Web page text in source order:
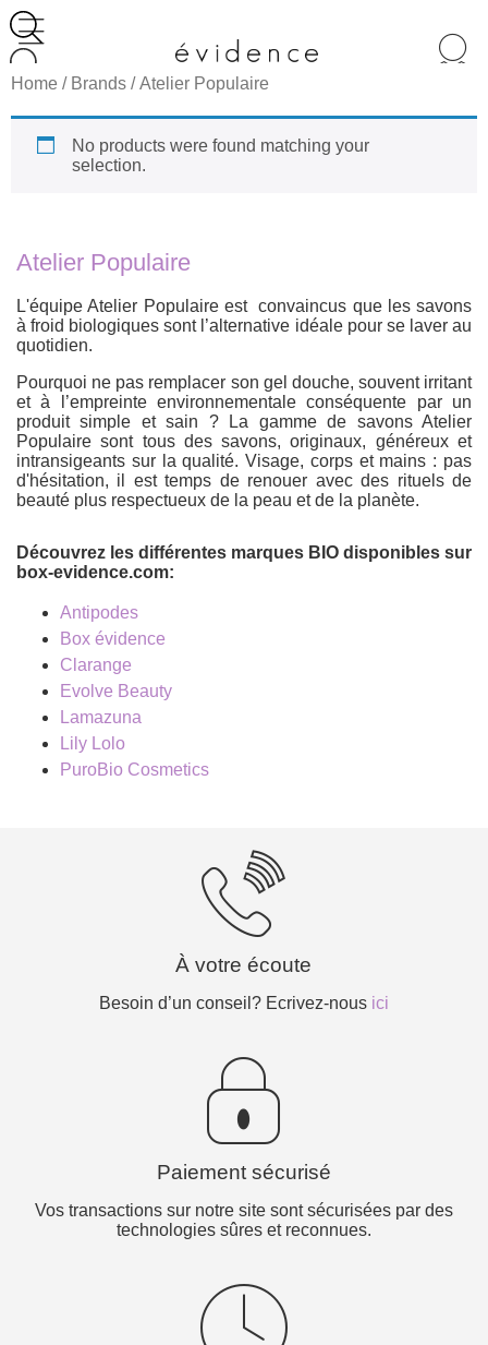
de
produits
Home / Brands / Atelier Populaire
No products were found matching your
selection.
Atelier Populaire
L'équipe Atelier Populaire est convaincus que les savons
à froid biologiques sont l’alternative idéale pour se laver au
quotidien.
Pourquoi ne pas remplacer son gel douche, souvent irritant
et à l’empreinte environnementale conséquente par un
produit simple et sain ? La gamme de savons Atelier
Populaire sont tous des savons, originaux, généreux et
intransigeants sur la qualité. Visage, corps et mains : pas
d'hésitation, il est temps de renouer avec des rituels de
beauté plus respectueux de la peau et de la planète.
Découvrez les différentes marques BIO disponibles sur
box-evidence.com:
Antipodes
Box évidence
Clarange
Evolve Beauty
Lamazuna
Lily Lolo
PuroBio Cosmetics
À votre écoute
Besoin d’un conseil? Ecrivez-nous ici
Paiement sécurisé
Vos transactions sur notre site sont sécurisées par des
technologies sûres et reconnues.